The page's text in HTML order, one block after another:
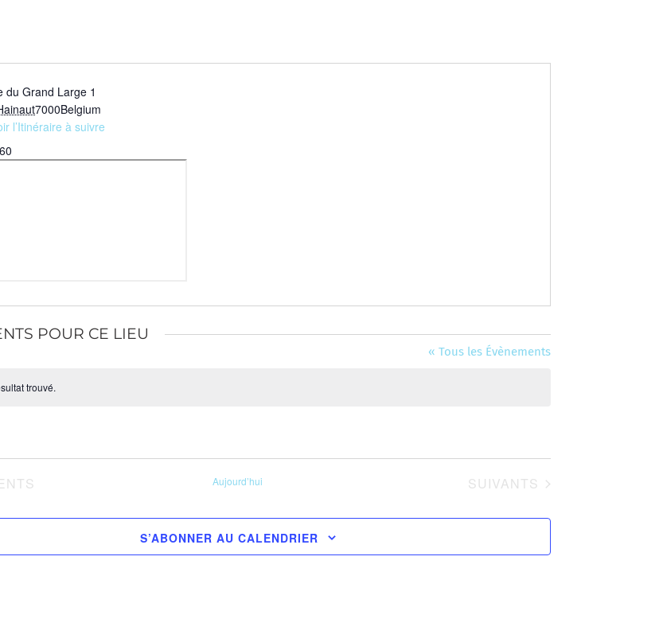
du Grand Large 1
7000Belgium
l’Itinéraire à suivre
POUR CE LIEU
« Tous les Évènements
trouvé.
Aujourd’hui ÉVÈNEMENTS
SUIVANTS
S’ABONNER AU CALENDRIER